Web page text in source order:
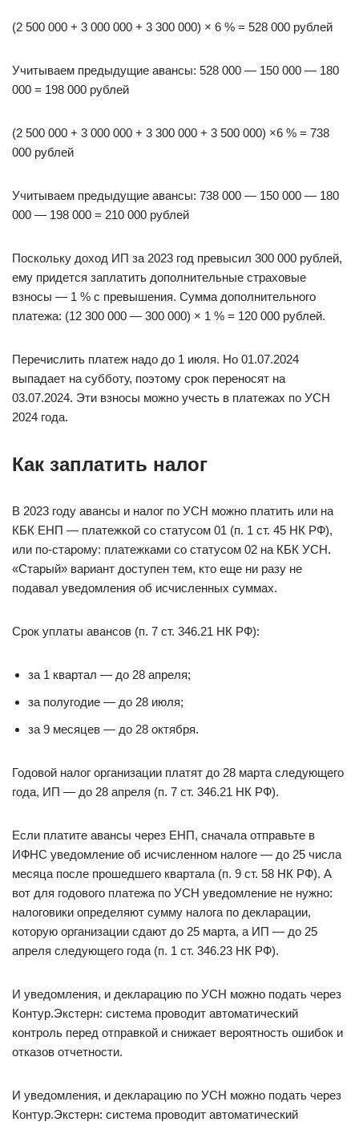
(2 500 000 + 3 000 000 + 3 300 000) × 6 % = 528 000 рублей
Учитываем предыдущие авансы: 528 000 — 150 000 — 180
000 = 198 000 рублей
(2 500 000 + 3 000 000 + 3 300 000 + 3 500 000) ×6 % = 738
000 рублей
Учитываем предыдущие авансы: 738 000 — 150 000 — 180
000 — 198 000 = 210 000 рублей
Поскольку доход ИП за 2023 год превысил 300 000 рублей,
ему придется заплатить дополнительные страховые
взносы — 1 % с превышения. Сумма дополнительного
платежа: (12 300 000 — 300 000) × 1 % = 120 000 рублей.
Перечислить платеж надо до 1 июля. Но 01.07.2024
выпадает на субботу, поэтому срок переносят на
03.07.2024. Эти взносы можно учесть в платежах по УСН
2024 года.
Как заплатить налог
В 2023 году авансы и налог по УСН можно платить или на
КБК ЕНП — платежкой со статусом 01 (п. 1 ст. 45 НК РФ),
или по-старому: платежками со статусом 02 на КБК УСН.
«Старый» вариант доступен тем, кто еще ни разу не
подавал уведомления об исчисленных суммах.
Срок уплаты авансов (п. 7 ст. 346.21 НК РФ):
за 1 квартал — до 28 апреля;
за полугодие — до 28 июля;
за 9 месяцев — до 28 октября.
Годовой налог организации платят до 28 марта следующего
года, ИП — до 28 апреля (п. 7 ст. 346.21 НК РФ).
Если платите авансы через ЕНП, сначала отправьте в
ИФНС уведомление об исчисленном налоге — до 25 числа
месяца после прошедшего квартала (п. 9 ст. 58 НК РФ). А
вот для годового платежа по УСН уведомление не нужно:
налоговики определяют сумму налога по декларации,
которую организации сдают до 25 марта, а ИП — до 25
апреля следующего года (п. 1 ст. 346.23 НК РФ).
И уведомления, и декларацию по УСН можно подать через
Контур.Экстерн: система проводит автоматический
контроль перед отправкой и снижает вероятность ошибок и
отказов отчетности.
И уведомления, и декларацию по УСН можно подать через
Контур.Экстерн: система проводит автоматический